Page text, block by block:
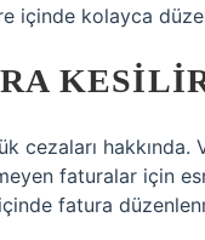
içinde kolayca
cezaları hakkında.
faturalar için
fatura